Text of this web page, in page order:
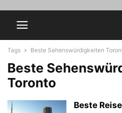
Tags Beste Sehenswürdigkeiten
Beste
Toronto
Beste